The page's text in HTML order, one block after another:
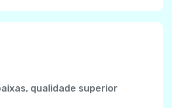
qualidade superior